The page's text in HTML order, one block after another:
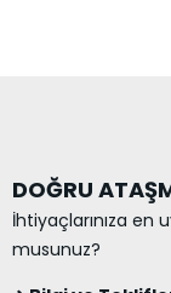
DOĞRU
İhtiyaçlarınıza en
musunuz?